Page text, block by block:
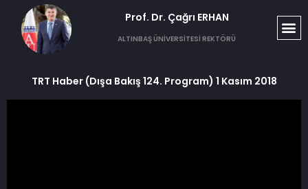
Prof. Dr. Çağrı ERHAN​
ALTINBAŞ ÜNİVERSİTESİ REKTÖRÜ
TRT Haber (Dışa Bakış 124. Program) 1 Kasım 2018